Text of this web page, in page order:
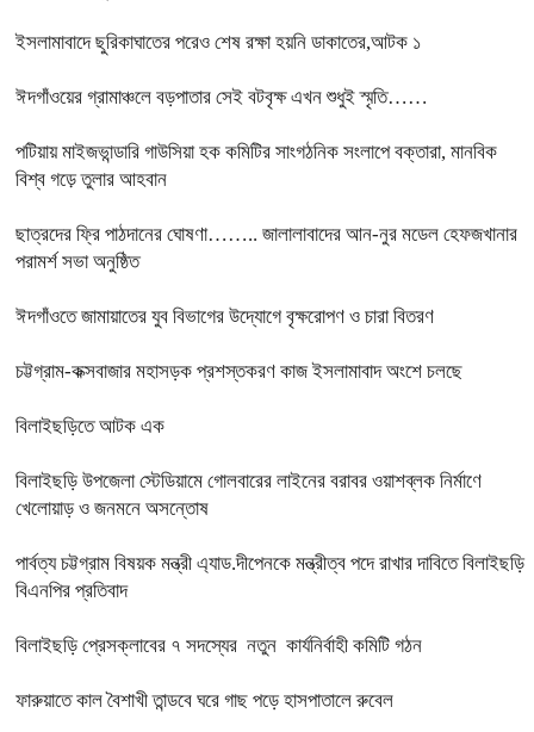
ইসলামাবাদে ছুরিকাঘাতের পরেও শেষ রক্ষা হয়নি ডাকাতের,আটক ১
ঈদগাঁওয়ের গ্রামাঞ্চলে বড়পাতার সেই বটবৃক্ষ এখন শুধুই স্মৃতি……
পটিয়ায় মাইজভান্ডারি গাউসিয়া হক কমিটির সাংগঠনিক সংলাপে বক্তারা, মানবিক
বিশ্ব গড়ে তুলার আহবান
ছাত্রদের ফ্রি পাঠদানের ঘোষণা…….. জালালাবাদের আন-নুর মডেল হেফজখানার
পরামর্শ সভা অনুষ্ঠিত
ঈদগাঁওতে জামায়াতের যুব বিভাগের উদ্যোগে বৃক্ষরোপণ ও চারা বিতরণ
চট্টগ্রাম-কক্সবাজার মহাসড়ক প্রশস্তকরণ কাজ ইসলামাবাদ অংশে চলছে
বিলাইছড়িতে আটক এক
বিলাইছড়ি উপজেলা স্টেডিয়ামে গোলবারের লাইনের বরাবর ওয়াশব্লক নির্মাণে
খেলোয়াড় ও জনমনে অসন্তোষ
পার্বত্য চট্টগ্রাম বিষয়ক মন্ত্রী এ্যাড.দীপেনকে মন্ত্রীত্ব পদে রাখার দাবিতে বিলাইছড়ি
বিএনপির প্রতিবাদ
বিলাইছড়ি প্রেসক্লাবের ৭ সদস্যের নতুন কার্যনির্বাহী কমিটি গঠন
ফারুয়াতে কাল বৈশাখী তান্ডবে ঘরে গাছ পড়ে হাসপাতালে রুবেল